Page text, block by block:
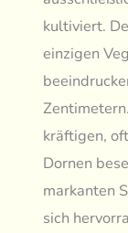
kultiviert.
einzigen
kräftigen,
Dornen
markanten
sich